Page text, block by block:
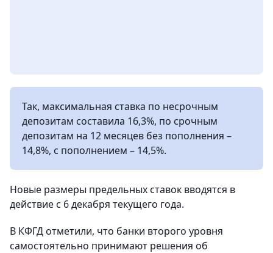
Так, максимальная ставка по несрочным
депозитам составила 16,3%, по срочным
депозитам на 12 месяцев без пополнения –
14,8%, с пополнением – 14,5%.
Новые размеры предельных ставок вводятся в
действие с 6 декабря текущего года.
В КФГД отметили, что банки второго уровня
самостоятельно принимают решения об